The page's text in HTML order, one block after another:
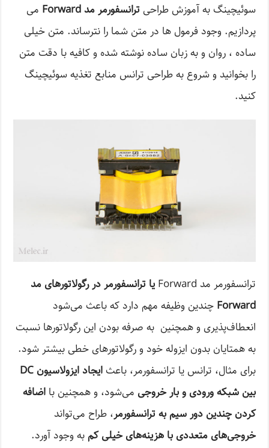
سوئیچینگ به آموزش طراحیترانسفورمر مد Forward
می
پردازیم. وجود فرمول ها در متن شما را نترساند. متن خیلی
ساده ، روان و به زبان ساده نوشته شده و کافیه با دقت متن
را بخوانید و شروع به طراحی ترانس منابع تغذیه سوئیچینگ
کنید.
ترانسفورمر مد Forward
یا ترانسفورمر در رگولاتورهای مد
Forward چندین وظیفه مهم دارد که باعث می‌شود
انعطاف‌پذیری و همچنین به صرفه بودن این رگولاتورها نسبت
به همتایان بدون ایزوله خود و رگولاتورهای خطی بیشتر شود.
برای مثال، ترانس یا ترانسفورمر، باعث
ایجاد ایزولاسیون DC
بین شبکه ورودی و بار خروجی می‌شود، و همچنین بااضافه
کردن چندین دور سیم به ترانسفورمر، طراح می‌تواند
خروجی‌های متعددی با هزینه‌های خیلی کم به وجود آورد.